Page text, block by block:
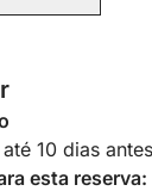
10 dias
esta reserva: